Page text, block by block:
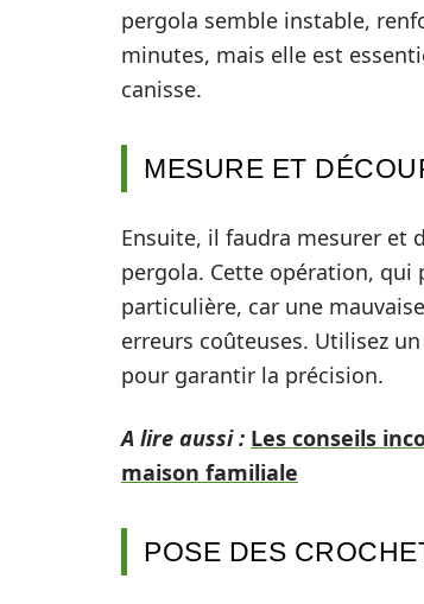
pergola semble instable,
minutes, mais elle est
canisse.
MESURE ET
Ensuite, il faudra mesurer et
pergola. Cette opération,
particulière, car une
erreurs coûteuses. Utilisez
pour garantir la précision.
A lire aussi : Les conseils
maison familiale
POSE DES